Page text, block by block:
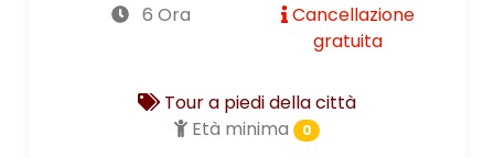
6 Ora
Cancellazione
gratuita
Tour a piedi della città
Età minima
0